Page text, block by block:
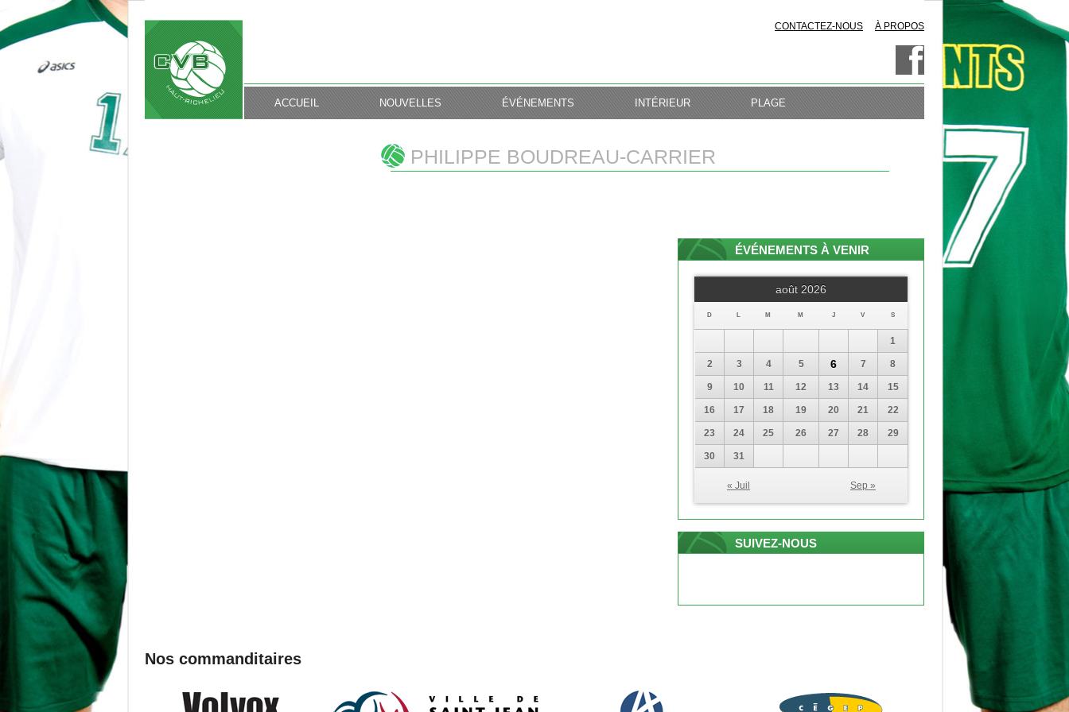
CONTACTEZ-NOUS À PROPOS
ACCUEIL NOUVELLES ÉVÉNEMENTS INTÉRIEUR PLAGE
PHILIPPE BOUDREAU-CARRIER
ÉVÉNEMENTS À VENIR
août 2026
D L M M J V S
1
2 3 4 5 6 7 8
9 10 11 12 13 14 15
16 17 18 19 20 21 22
23 24 25 26 27 28 29
30 31
« Juil Sep »
SUIVEZ-NOUS
Nos commanditaires